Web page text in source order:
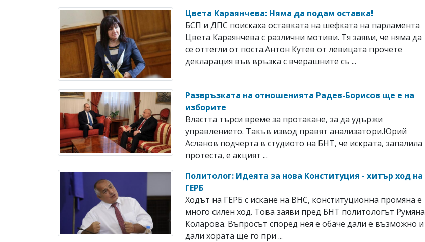
Цвета Караянчева: Няма да подам оставка!
БСП и ДПС поискаха оставката на шефката на парламента
Цвета Караянчева с различни мотиви. Тя заяви, че няма да
се оттегли от поста.Антон Кутев от левицата прочете
декларация във връзка с вчерашните съ ...
Развръзката на отношенията Радев-Борисов ще е на
изборите
Властта търси време за протакане, за да удържи
управлението. Такъв извод правят анализатори.Юрий
Асланов подчерта в студиото на БНТ, че искрата, запалила
протеста, е акцият ...
Политолог: Идеята за нова Конституция - хитър ход на
ГЕРБ
Ходът на ГЕРБ с искане на ВНС, конституционна промяна е
много силен ход. Това заяви пред БНТ политологът Румяна
Коларова. Въпросът според нея е обаче дали е възможно и
дали хората ще го при ...